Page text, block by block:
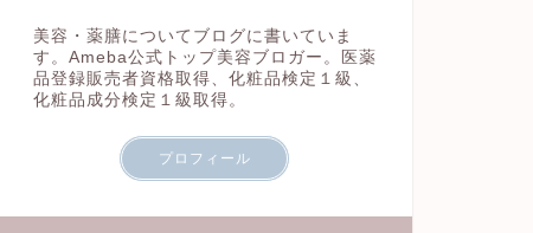
美容・薬膳についてブログに書いていま
す。Ameba公式トップ美容ブロガー。医薬
品登録販売者資格取得、化粧品検定１級、
化粧品成分検定１級取得。
プロフィール